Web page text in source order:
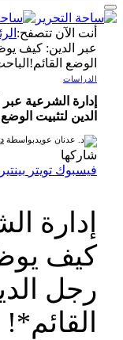
أنت الآن تتصفح:
عبر الدين: كيف
الوضع
الدراسات
إدارة الشرعية
الدين لتثبيت
بواسطة د.
شاركها
فيسبوك تويتر
إدارة
كيف
رجل
القائم*!